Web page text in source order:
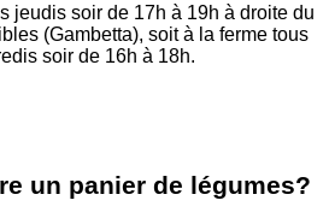
jeudis soir de 17h à 19h à droite du
(Gambetta), soit à la ferme tous
soir de 16h à 18h.
un panier de légumes?